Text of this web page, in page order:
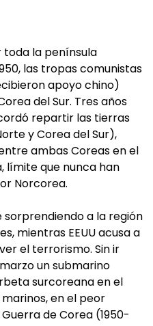
toda la península
las tropas comunistas
apoyo chino)
del Sur. Tres años
repartir las tierras
y Corea del Sur),
ambas Coreas en el
límite que nunca han
Norcorea.
sorprendiendo a la región
mientras EEUU acusa a
el terrorismo. Sin ir
un submarino
surcoreana en el
en el peor
de Corea (1950-